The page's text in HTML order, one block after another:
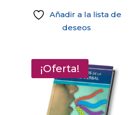
Añadir a la lista de
deseos
¡Oferta!